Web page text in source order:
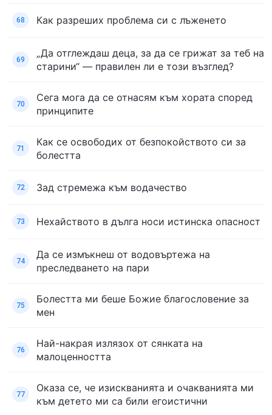
68 Как разреших проблема си с лъженето
69
„Да отглеждаш деца, за да се грижат за теб на
старини“ — правилен ли е този възглед?
70
Сега мога да се отнасям към хората според
принципите
71
Как се освободих от безпокойството си за
болестта
72 Зад стремежа към водачество
73 Нехайството в дълга носи истинска опасност
74
Да се измъкнеш от водовъртежа на
преследването на пари
75
Болестта ми беше Божие благословение за
мен
76
Най-накрая излязох от сянката на
малоценността
77
Оказа се, че изискванията и очакванията ми
към детето ми са били егоистични